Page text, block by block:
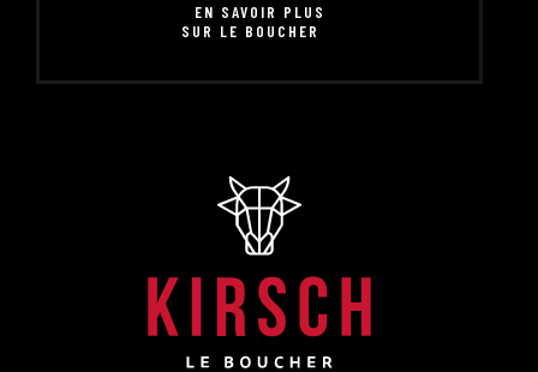
EN SAVOIR PLUS
SUR LE BOUCHER